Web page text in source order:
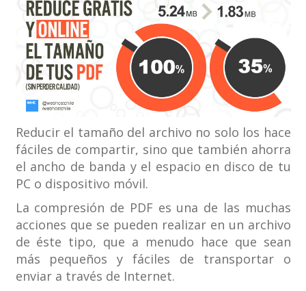
Reducir el tamaño del archivo no solo los hace
fáciles de compartir, sino que también ahorra
el ancho de banda y el espacio en disco de tu
PC o dispositivo móvil.
La compresión de PDF es una de las muchas
acciones que se pueden realizar en un archivo
de éste tipo, que a menudo hace que sean
más pequeños y fáciles de transportar o
enviar a través de Internet.